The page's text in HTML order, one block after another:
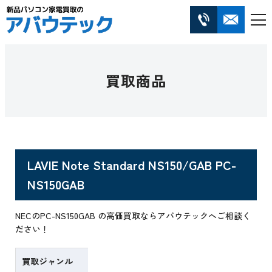
買取商品
LAVIE Note Standard NS150/GAB PC-
NS150GAB
NECのPC-NS150GAB の高価買取ならアバウテックへご相談く
ださい！
買取ジャンル